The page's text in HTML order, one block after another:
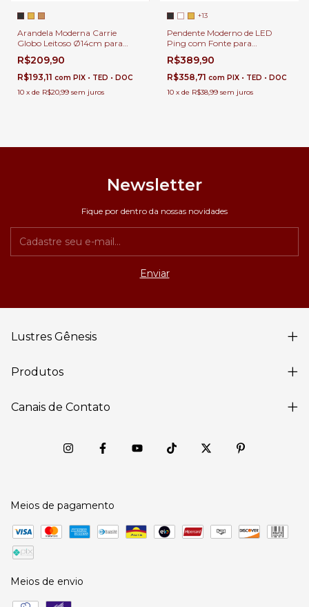
Arandela Moderna Carrie
Globo Leitoso Ø14cm para
Cabeceira de Cama e Lavabos
R$209,90
R$193,11 com PIX • TED • DOC
10 x de R$20,99 sem juros
+13
Pendente Moderno de LED
Ping com Fonte para
Cabeceira de Cama, Balcão de
Cozinha, Quartos e Lavabo
R$389,90
R$358,71 com PIX • TED • DOC
10 x de R$38,99 sem juros
Newsletter
Fique por dentro da nossas novidades
Lustres Gênesis
Produtos
Canais de Contato
Meios de pagamento
Meios de envio